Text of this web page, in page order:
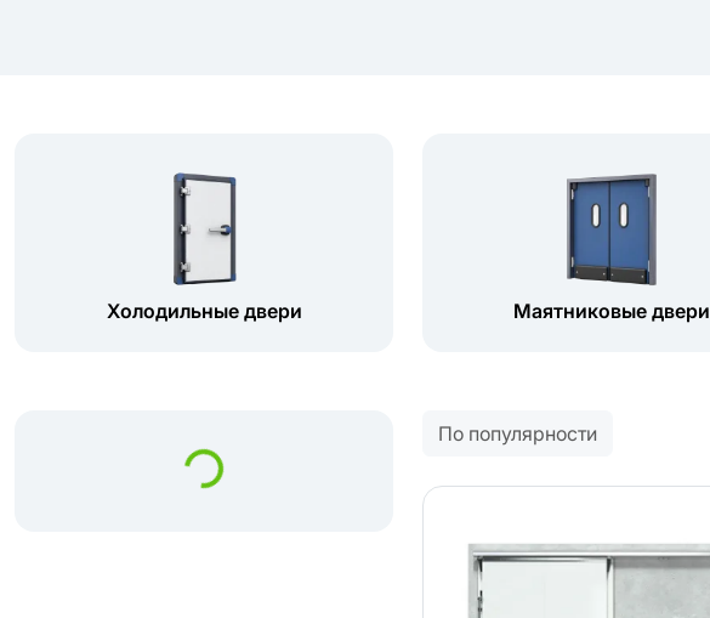
Холодильные двери Маятниковые двери
По популярности